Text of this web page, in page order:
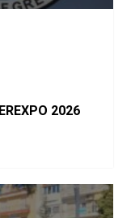
2026